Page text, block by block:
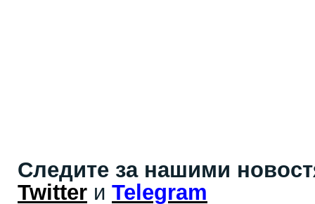
Следите за нашими
Twitter и Telegram